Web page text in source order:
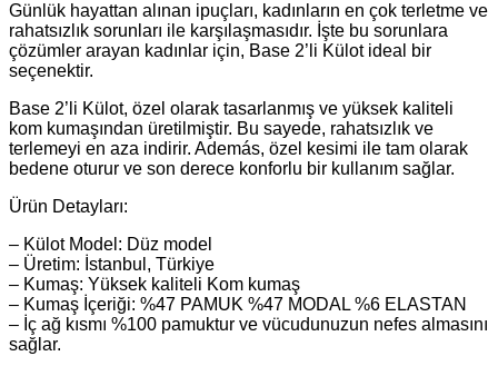
Günlük hayattan alınan ipuçları, kadınların en çok terletme ve
rahatsızlık sorunları ile karşılaşmasıdır. İşte bu sorunlara
çözümler arayan kadınlar için, Base 2’li Külot ideal bir
seçenektir.
Base 2’li Külot, özel olarak tasarlanmış ve yüksek kaliteli
kom kumaşından üretilmiştir. Bu sayede, rahatsızlık ve
terlemeyi en aza indirir. Además, özel kesimi ile tam olarak
bedene oturur ve son derece konforlu bir kullanım sağlar.
Ürün Detayları:
– Külot Model: Düz model
– Üretim: İstanbul, Türkiye
– Kumaş: Yüksek kaliteli Kom kumaş
– Kumaş İçeriği: %47 PAMUK %47 MODAL %6 ELASTAN
– İç ağ kısmı %100 pamuktur ve vücudunuzun nefes almasını
sağlar.